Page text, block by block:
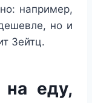
например,
но и
Зейтц.
на еду,